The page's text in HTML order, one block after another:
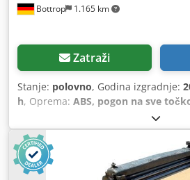
Bottrop 1.165 km
Zatraži
Stanje: polovno, Godina izgradnje:
h, Oprema: ABS, pogon na sve